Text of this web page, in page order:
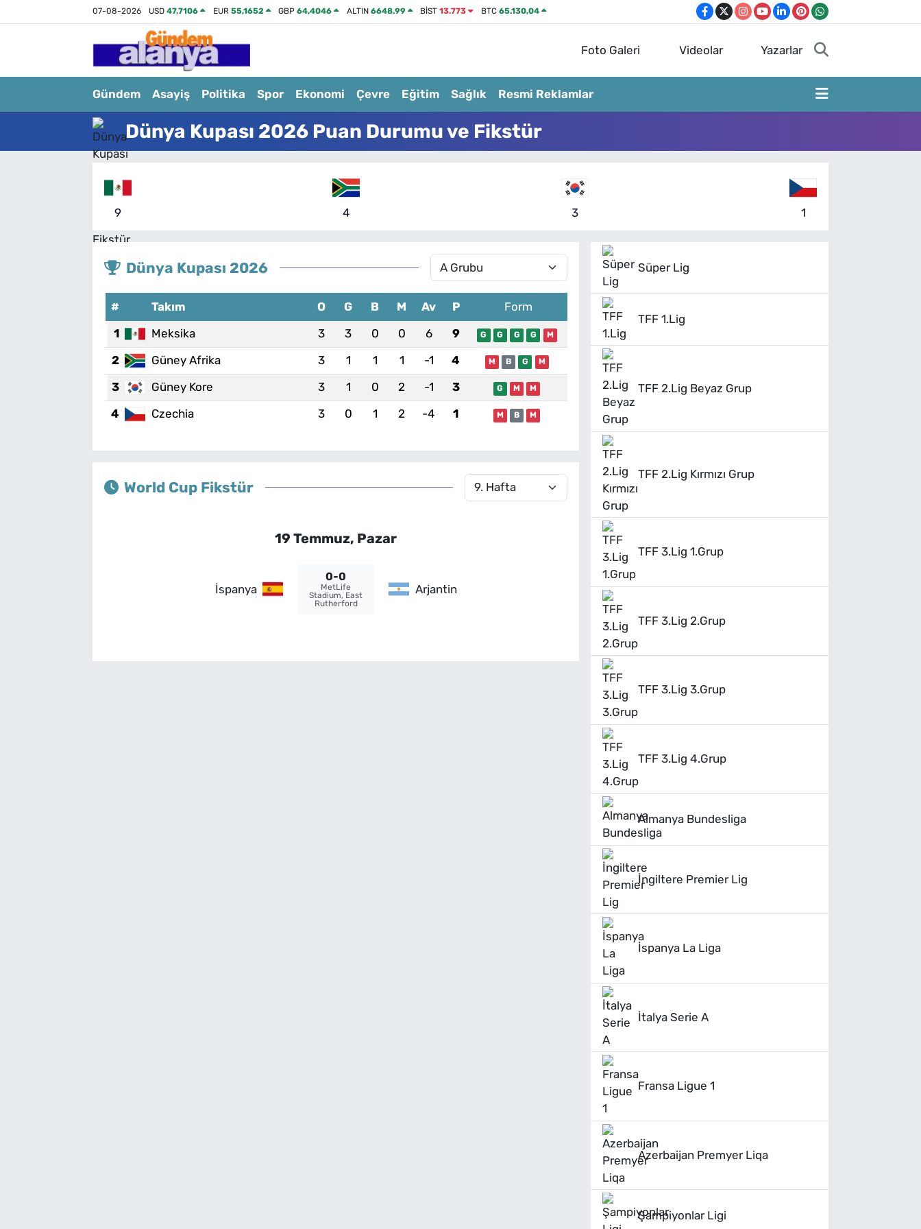
07-08-2026 USD47,7106 EUR 55,1652 GBP64,4046 ALTIN 6648.99 BİST13.773 BTC 65.130,04
Foto Galeri Videolar Yazarlar
Gündem Asayiş Politika Spor Ekonomi Çevre Eğitim Sağlık Resmi Reklamlar
Dünya Kupası 2026 Puan Durumu ve Fikstür
9 4 3 1
Dünya Kupası 2026
# Takım O G B M Av P
Form
1
Meksika 3 3 0 0 6 9 G G G G M
2 Güney Afrika 3 1 1 1 -1 4 M B G M
3 Güney Kore 3 1 0 2 -1 3 G M M
4 Czechia 3 0 1 2 -4 1 M B M
World Cup Fikstür
19 Temmuz, Pazar
İspanya
0-0
MetLife
Stadium, East
Rutherford
Arjantin
Süper Lig
TFF 1.Lig
TFF 2.Lig Beyaz Grup
TFF 2.Lig Kırmızı Grup
TFF 3.Lig 1.Grup
TFF 3.Lig 2.Grup
TFF 3.Lig 3.Grup
TFF 3.Lig 4.Grup
Almanya Bundesliga
İngiltere Premier Lig
İspanya La Liga
İtalya Serie A
Fransa Ligue 1
Azerbaijan Premyer Liqa
Şampiyonlar Ligi